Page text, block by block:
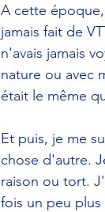
A cette
jamais fait de
n'avais jamais
nature ou avec
était le même
Et puis, je me
chose d'autre.
raison ou tort.
fois un peu